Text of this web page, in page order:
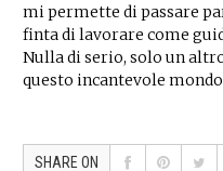
mi permette di passare
finta di lavorare come
Nulla di serio, solo un
questo incantevole
SHARE ON